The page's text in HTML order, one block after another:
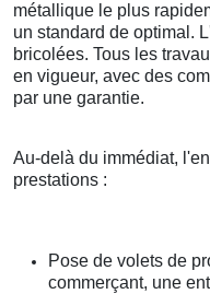
métallique le plus
un standard de optimal.
bricolées. Tous les
en vigueur, avec des
par une garantie.
Au-delà du immédiat,
prestations :
Pose de volets de
commerçant, une